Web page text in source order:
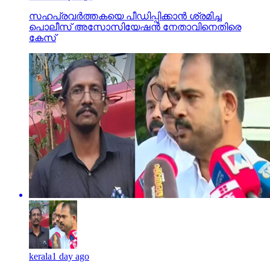
സഹപ്രവര്‍ത്തകയെ പീഡിപ്പിക്കാന്‍ ശ്രമിച്ച
പൊലീസ് അസോസിയേഷന്‍ നേതാവിനെതിരെ
കേസ്
kerala1 day ago